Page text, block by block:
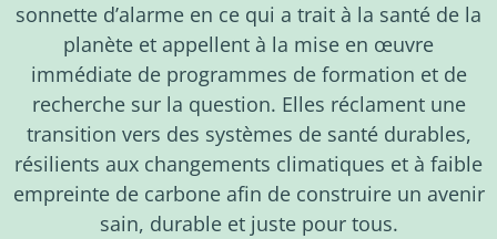
sonnette d’alarme en ce qui a trait à la santé de la
planète et appellent à la mise en œuvre
immédiate de programmes de formation et de
recherche sur la question. Elles réclament une
transition vers des systèmes de santé durables,
résilients aux changements climatiques et à faible
empreinte de carbone afin de construire un avenir
sain, durable et juste pour tous.